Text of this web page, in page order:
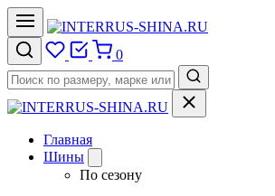
0
Главная
Шины
По сезону